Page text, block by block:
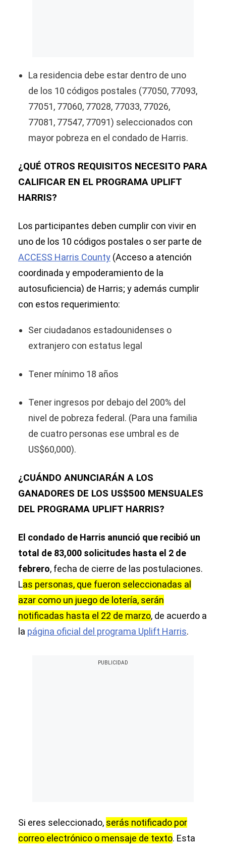
La residencia debe estar dentro de uno
de los 10 códigos postales (77050, 77093,
77051, 77060, 77028, 77033, 77026,
77081, 77547, 77091) seleccionados con
mayor pobreza en el condado de Harris.
¿QUÉ OTROS REQUISITOS NECESITO PARA
CALIFICAR EN EL PROGRAMA UPLIFT
HARRIS?
Los participantes deben cumplir con vivir en
uno de los 10 códigos postales o ser parte de
ACCESS Harris County (Acceso a atención
coordinada y empoderamiento de la
autosuficiencia) de Harris; y además cumplir
con estos requerimiento:
Ser ciudadanos estadounidenses o
extranjero con estatus legal
Tener mínimo 18 años
Tener ingresos por debajo del 200% del
nivel de pobreza federal. (Para una familia
de cuatro personas ese umbral es de
US$60,000).
¿CUÁNDO ANUNCIARÁN A LOS
GANADORES DE LOS US$500 MENSUALES
DEL PROGRAMA UPLIFT HARRIS?
El condado de Harris anunció que recibió un
total de 83,000 solicitudes hasta el 2 de
febrero, fecha de cierre de las postulaciones.
Las personas, que fueron seleccionadas al
azar como un juego de lotería, serán
notificadas hasta el 22 de marzo, de acuerdo a
la página oficial del programa Uplift Harris.
Si eres seleccionado, serás notificado por
correo electrónico o mensaje de texto. Esta